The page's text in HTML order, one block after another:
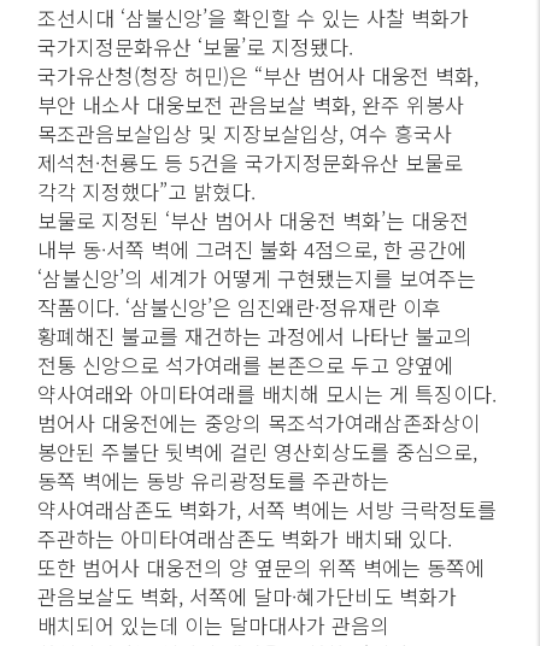
조선시대 ‘삼불신앙’을 확인할 수 있는 사찰 벽화가
국가지정문화유산 ‘보물’로 지정됐다.
국가유산청(청장 허민)은 “부산 범어사 대웅전 벽화,
부안 내소사 대웅보전 관음보살 벽화, 완주 위봉사
목조관음보살입상 및 지장보살입상, 여수 흥국사
제석천·천룡도 등 5건을 국가지정문화유산 보물로
각각 지정했다”고 밝혔다.
보물로 지정된 ‘부산 범어사 대웅전 벽화’는 대웅전
내부 동·서쪽 벽에 그려진 불화 4점으로, 한 공간에
‘삼불신앙’의 세계가 어떻게 구현됐는지를 보여주는
작품이다. ‘삼불신앙’은 임진왜란·정유재란 이후
황폐해진 불교를 재건하는 과정에서 나타난 불교의
전통 신앙으로 석가여래를 본존으로 두고 양옆에
약사여래와 아미타여래를 배치해 모시는 게 특징이다.
범어사 대웅전에는 중앙의 목조석가여래삼존좌상이
봉안된 주불단 뒷벽에 걸린 영산회상도를 중심으로,
동쪽 벽에는 동방 유리광정토를 주관하는
약사여래삼존도 벽화가, 서쪽 벽에는 서방 극락정토를
주관하는 아미타여래삼존도 벽화가 배치돼 있다.
또한 범어사 대웅전의 양 옆문의 위쪽 벽에는 동쪽에
관음보살도 벽화, 서쪽에 달마·혜가단비도 벽화가
배치되어 있는데 이는 달마대사가 관음의